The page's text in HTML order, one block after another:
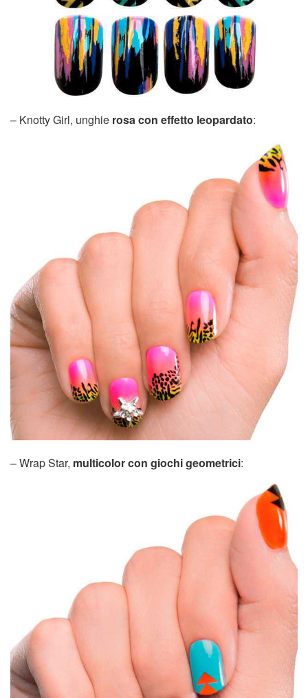
– Knotty Girl, unghie rosa con effetto leopardato:
– Wrap Star, multicolor con giochi geometrici: